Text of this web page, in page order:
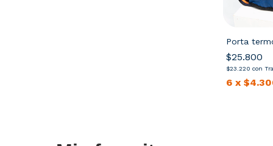
Porta
$25.800
$23.220 con
6 x